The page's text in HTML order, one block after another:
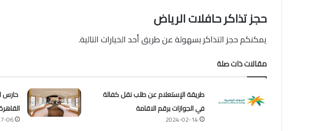
حجز تذاكر حافلات الرياض
يمكنكم حجز التذاكر بسهولة عن طريق أحد الخيارات التالية.
مقالات ذات صلة
طريقة الإستعلام عن طلب نقل كفالة
في الجوازات برقم الاقامة
2024-02-14
حارس
06